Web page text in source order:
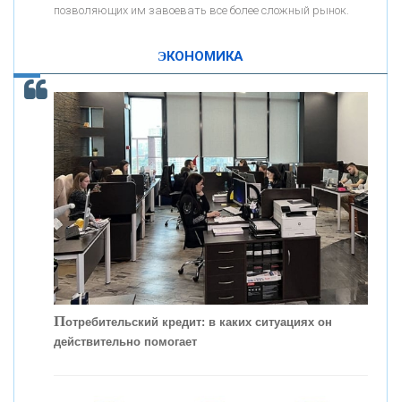
ОНАС
КОНТАКТЫ
К ак Система быстрых платежей за пять лет
позволяющих им завоевать все более сложный рынок.
ЭКОНОМИКА
Потребительский кредит: в каких ситуациях он
действительно помогает